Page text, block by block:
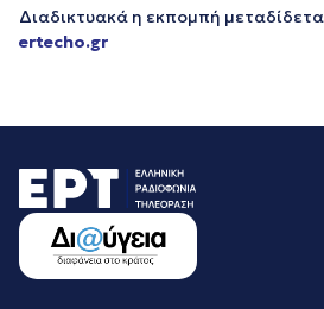
Διαδικτυακά η εκπομπή
ertecho.gr